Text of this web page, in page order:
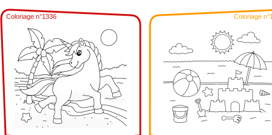
Coloriage n°1336 Coloriage